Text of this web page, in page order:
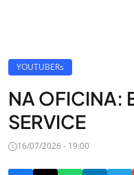
YOUTUBERs
NA OFICINA:
SERVICE
16/07/2026 - 19:00